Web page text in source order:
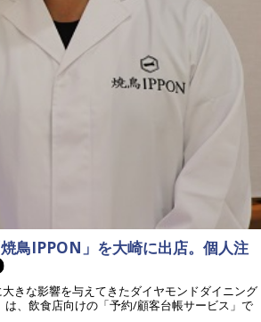
鳥IPPON」を大崎に出店。個人注
きな影響を与えてきたダイヤモンドダイニング
、飲食店向けの「予約/顧客台帳サービス」で